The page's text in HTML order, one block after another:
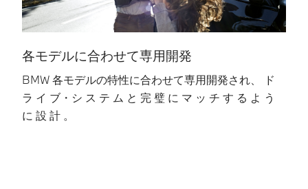
各モデルに合わせて専用開発
BMW 各モデルの特性に合わせて専用開発され、 ド
ラ イ ブ・シ ス テ ム と 完 璧 に マ ッ チ す る よ う
に 設 計 。